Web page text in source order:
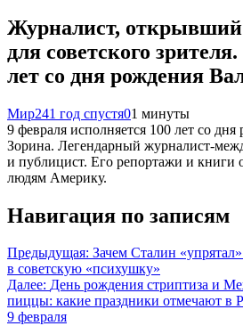
Журналист,
для советского
лет со дня рождения
Мир241 год спустя01 минуты
9 февраля исполняется 100 лет со
Зорина. Легендарный журналист-
и публицист. Его репортажи и книги
людям Америку.
Навигация по записям
Предыдущая: Зачем Сталин
в советскую «психушку»
Далее: Дeнь poждeния cтpиптизa и
пиццы: какие праздники отмечают в
9 февраля